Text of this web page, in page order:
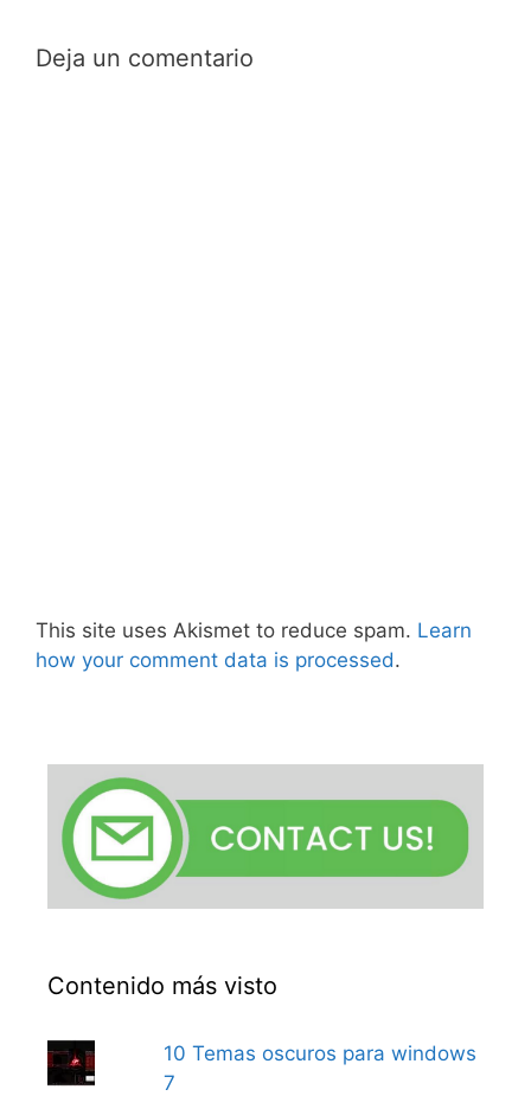
Deja un comentario
This site uses Akismet to reduce spam. Learn
how your comment data is processed.
Contenido más visto
10 Temas oscuros para windows
7